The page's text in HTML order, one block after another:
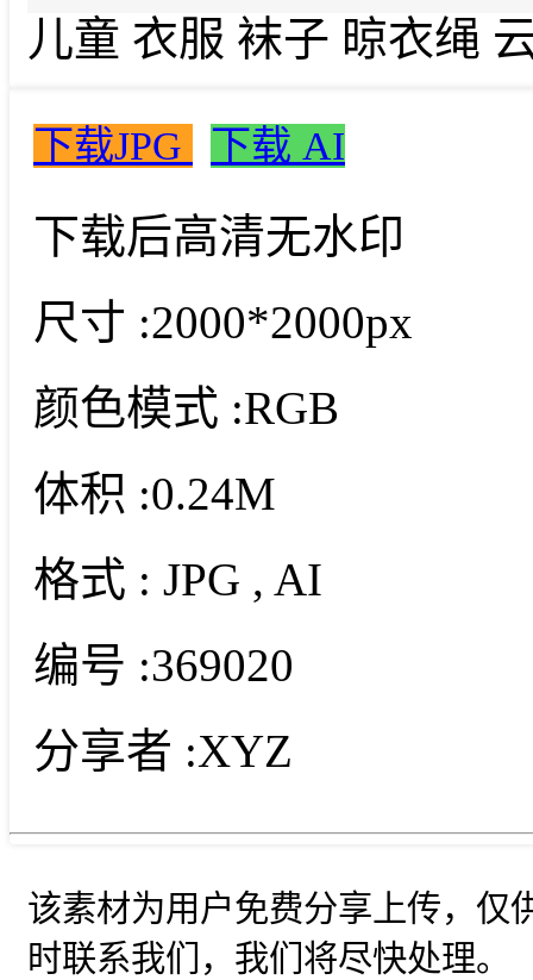
儿童 衣服 袜子 晾衣绳
下载JPG 下载 AI
下载后高清无水印
尺寸 :2000*2000px
颜色模式 :RGB
体积 :0.24M
格式 : JPG , AI
编号 :369020
分享者 :XYZ
该素材为用户免费分享上传，仅
时联系我们，我们将尽快处理。